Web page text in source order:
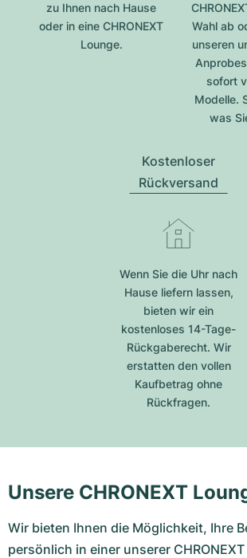
zu Ihnen nach Hause
oder in eine CHRONEXT
Lounge.
Wahl ab
unseren
sofort
Modelle.
was
Kostenloser
Rückversand
Wenn Sie die Uhr nach
Hause liefern lassen,
bieten wir ein
kostenloses 14-Tage-
Rückgaberecht. Wir
erstatten den vollen
Kaufbetrag ohne
Rückfragen.
Unsere CHRONEXT
Wir bieten Ihnen die Möglichkeit, Ihre
persönlich in einer unserer